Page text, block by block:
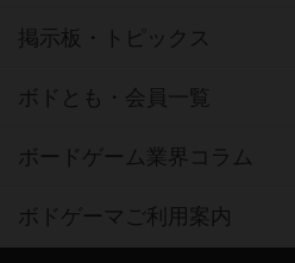
掲示板・トピックス
ボドとも・会員一覧
ボードゲーム業界コラム
ボドゲーマご利用案内